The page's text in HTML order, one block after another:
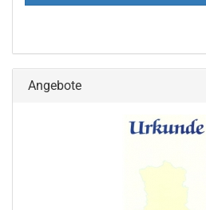
Angebote